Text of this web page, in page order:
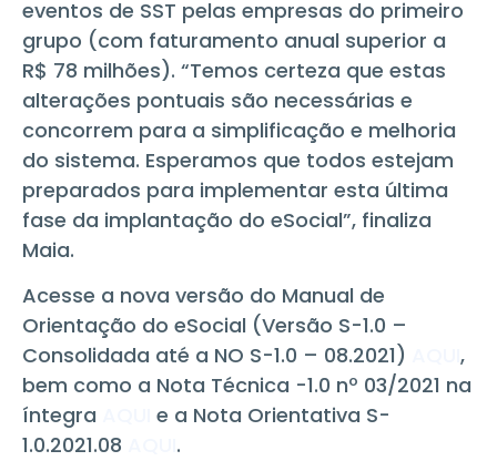
eventos de SST pelas empresas do primeiro
grupo (com faturamento anual superior a
R$ 78 milhões). “Temos certeza que estas
alterações pontuais são necessárias e
concorrem para a simplificação e melhoria
do sistema. Esperamos que todos estejam
preparados para implementar esta última
fase da implantação do eSocial”, finaliza
Maia.
Acesse a nova versão do Manual de
Orientação do eSocial (Versão S-1.0 –
Consolidada até a NO S-1.0 – 08.2021)
,
bem como a Nota Técnica -1.0 nº 03/2021 na
íntegra
e a Nota Orientativa S-
1.0.2021.08
.